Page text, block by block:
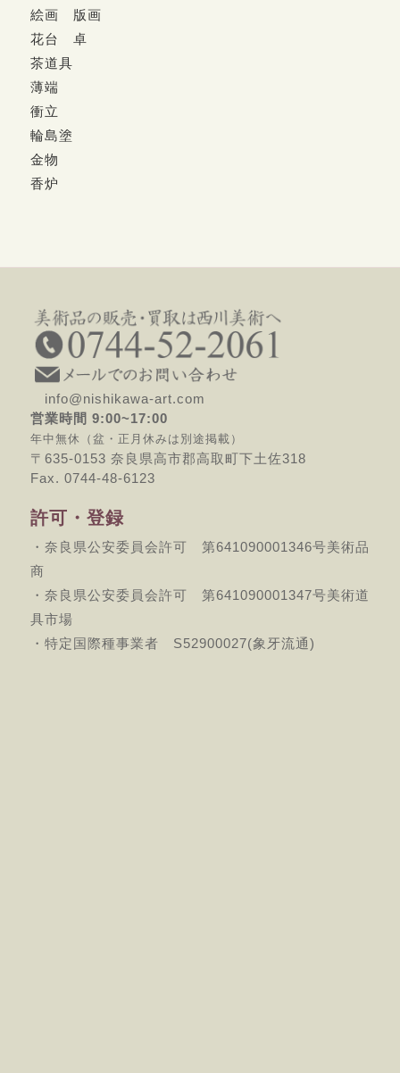
絵画 版画
花台 卓
茶道具
薄端
衝立
輪島塗
金物
香炉
info@nishikawa-art.com
営業時間 9:00~17:00
年中無休（盆・正月休みは別途掲載）
〒635-0153 奈良県高市郡高取町下土佐318
Fax. 0744-48-6123
許可・登録
・奈良県公安委員会許可 第641090001346号美術品
商
・奈良県公安委員会許可 第641090001347号美術道
具市場
・特定国際種事業者 S52900027(象牙流通)